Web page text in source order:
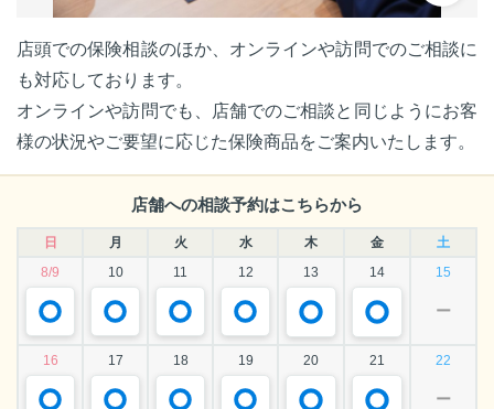
店頭での保険相談のほか、オンラインや訪問でのご相談に
も対応しております。
オンラインや訪問でも、店舗でのご相談と同じようにお客
様の状況やご要望に応じた保険商品をご案内いたします。
店舗への相談予約はこちらから
日 月 火 水 木 金
土
8/9
10 11 12 13 14 15
ー
16 17 18 19 20 21 22
ー